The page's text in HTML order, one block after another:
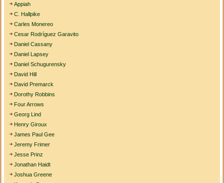
Appiah
C. Hallpike
Carles Monereo
Cesar Rodríguez Garavito
Daniel Cassany
Daniel Lapsey
Daniel Schugurensky
David Hill
David Premarck
Dorothy Robbins
Four Arrows
Georg Lind
Henry Giroux
James Paul Gee
Jeremy Frimer
Jesse Prinz
Jonathan Haidt
Joshua Greene